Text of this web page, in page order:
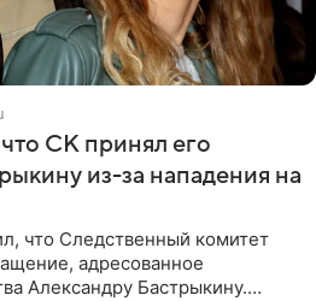
СК принял его
из-за нападения на
что Следственный комитет
адресованное
Александру Бастрыкину.